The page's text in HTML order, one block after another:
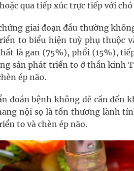
qua tiếp xúc trực tiếp với
giai đoạn đầu thường
to biểu hiện tuỳ phụ thuộc
là gan (75%), phổi (15%),
sán phát triển to ở thần kinh
ép não.
đoán bệnh không dễ cần đến
nội sọ là tổn thương lành
to và chèn ép não.